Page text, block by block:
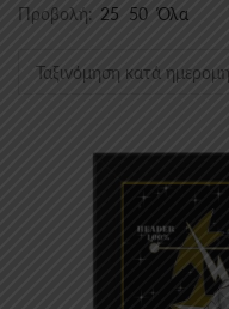
Προβολή: 25 50 Όλα